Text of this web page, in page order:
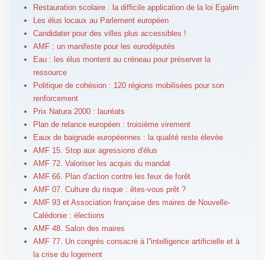
Restauration scolaire : la difficile application de la loi Egalim
Les élus locaux au Parlement européen
Candidater pour des villes plus accessibles !
AMF : un manifeste pour les eurodéputés
Eau : les élus montent au créneau pour préserver la
ressource
Politique de cohésion : 120 régions mobilisées pour son
renforcement
Prix Natura 2000 : lauréats
Plan de relance européen : troisième virement
Eaux de baignade européennes : la qualité reste élevée
AMF 15. Stop aux agressions d'élus
AMF 72. Valoriser les acquis du mandat
AMF 66. Plan d'action contre les feux de forêt
AMF 07. Culture du risque : êtes-vous prêt ?
AMF 93 et Association française des maires de Nouvelle-
Calédonie : élections
AMF 48. Salon des maires
AMF 77. Un congrès consacré à l''intelligence artificielle et à
la crise du logement